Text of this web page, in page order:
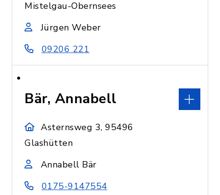
Mistelgau-Obernsees
Jürgen Weber
09206 221
Bär, Annabell
Asternsweg 3, 95496
Glashütten
Annabell Bär
0175-9147554